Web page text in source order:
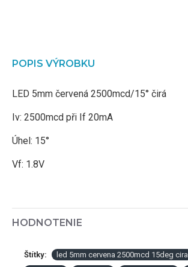
POPIS VÝROBKU
LED 5mm červená 2500mcd/15° čirá
Iv: 2500mcd při If 20mA
Úhel: 15°
Vf: 1.8V
HODNOTENIE
Štítky:
led 5mm cervena 2500mcd 15deg cira